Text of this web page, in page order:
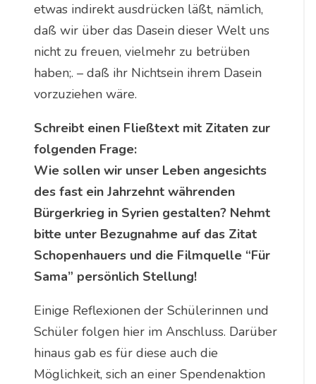
etwas indirekt ausdrücken läßt, nämlich,
daß wir über das Dasein dieser Welt uns
nicht zu freuen, vielmehr zu betrüben
haben;. – daß ihr Nichtsein ihrem Dasein
vorzuziehen wäre.
Schreibt einen Fließtext mit Zitaten zur
folgenden Frage:
Wie sollen wir unser Leben angesichts
des fast ein Jahrzehnt währenden
Bürgerkrieg in Syrien gestalten? Nehmt
bitte unter Bezugnahme auf das Zitat
Schopenhauers und die Filmquelle “Für
Sama” persönlich Stellung!
Einige Reflexionen der Schülerinnen und
Schüler folgen hier im Anschluss. Darüber
hinaus gab es für diese auch die
Möglichkeit, sich an einer Spendenaktion